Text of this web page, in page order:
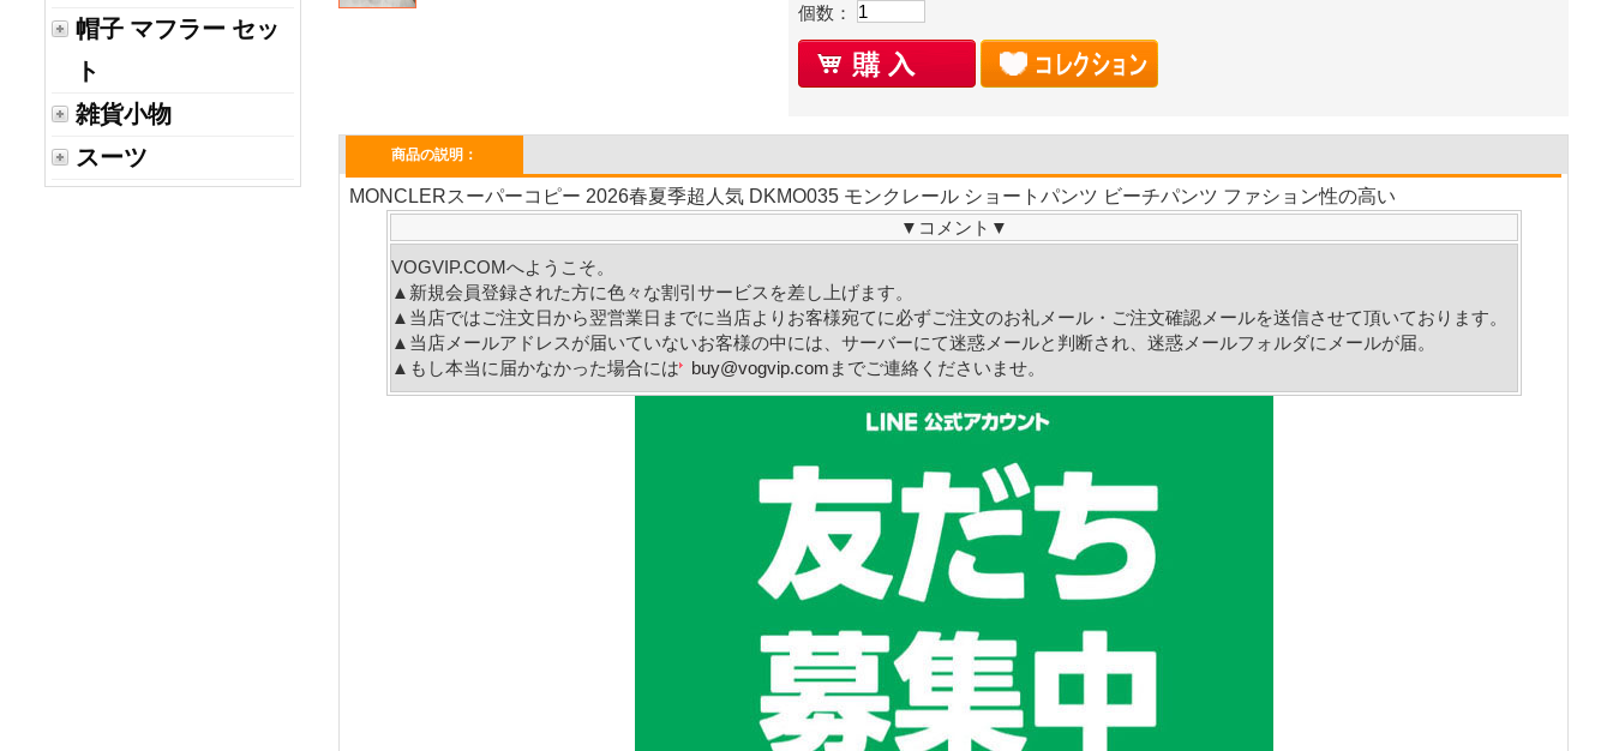
帽子 マフラー セッ
ト
雑貨小物
スーツ
個数：
商品の説明：
MONCLERスーパーコピー 2026春夏季超人気 DKMO035 モンクレール ショートパンツ ビーチパンツ ファション性の高い
▼ コメント ▼
VOGVIP.COMへようこそ。
▲新規会員登録された方に色々な割引サービスを差し上げます。
▲当店ではご注文日から翌営業日までに当店よりお客様宛てに必ずご注文のお礼メール・ご注文確認メールを送信させて頂いております。
▲当店メールアドレスが届いていないお客様の中には、サーバーにて迷惑メールと判断され、迷惑メールフォルダにメールが届。
▲もし本当に届かなかった場合には
buy@vogvip.com までご連絡くださいませ。